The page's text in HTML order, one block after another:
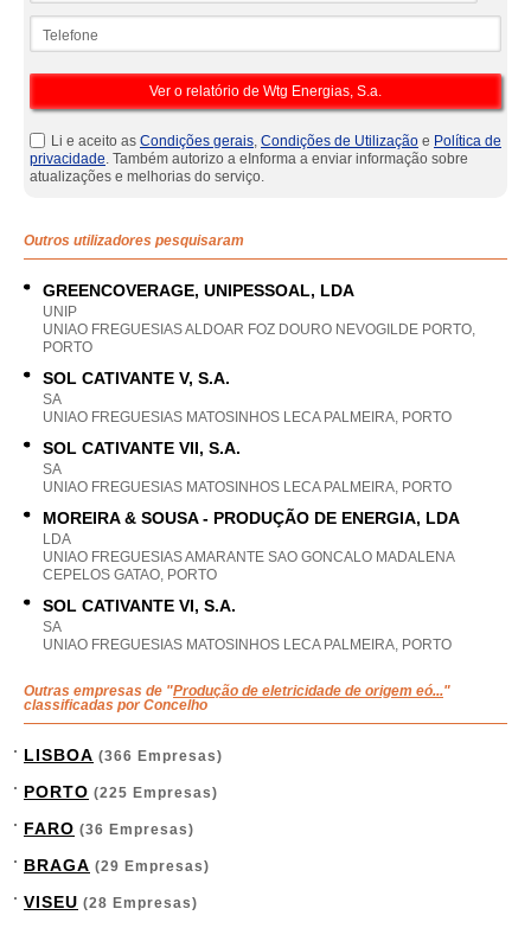
Li e aceito as Condições gerais, Condições de Utilização e Política de
privacidade. Também autorizo a eInforma a enviar informação sobre
atualizações e melhorias do serviço.
Outros utilizadores pesquisaram
GREENCOVERAGE, UNIPESSOAL, LDA
UNIP
UNIAO FREGUESIAS ALDOAR FOZ DOURO NEVOGILDE PORTO,
PORTO
SOL CATIVANTE V, S.A.
SA
UNIAO FREGUESIAS MATOSINHOS LECA PALMEIRA, PORTO
SOL CATIVANTE VII, S.A.
SA
UNIAO FREGUESIAS MATOSINHOS LECA PALMEIRA, PORTO
MOREIRA & SOUSA - PRODUÇÃO DE ENERGIA, LDA
LDA
UNIAO FREGUESIAS AMARANTE SAO GONCALO MADALENA
CEPELOS GATAO, PORTO
SOL CATIVANTE VI, S.A.
SA
UNIAO FREGUESIAS MATOSINHOS LECA PALMEIRA, PORTO
Outras empresas de "Produção de eletricidade de origem eó..."
classificadas por Concelho
LISBOA (366 Empresas)
PORTO (225 Empresas)
FARO (36 Empresas)
BRAGA (29 Empresas)
VISEU (28 Empresas)